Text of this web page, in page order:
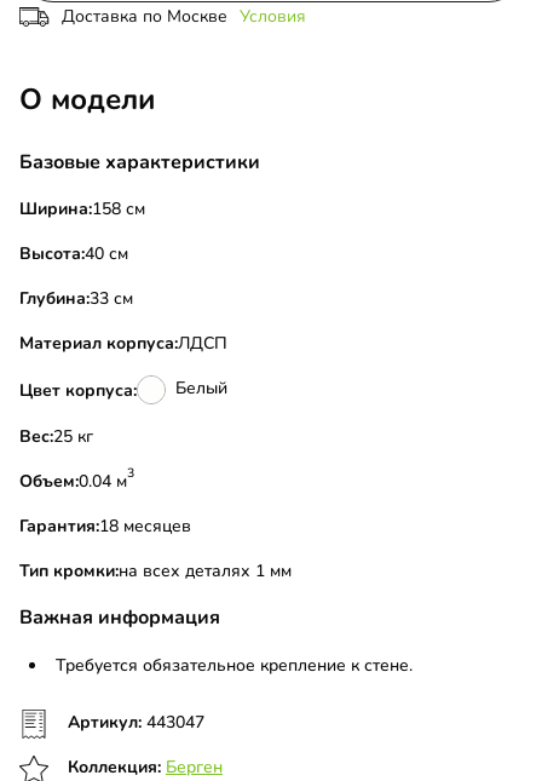
Доставка по Москве Условия
О модели
Базовые характеристики
Ширина:158 см
Высота:40 см
Глубина:33 см
Материал корпуса:ЛДСП
Цвет корпуса: Белый
Вес:
25 кг
Объем:
0.04 м3
Гарантия:18 месяцев
Тип кромки:на всех деталях 1 мм
Важная информация
Требуется обязательное крепление к стене.
Артикул: 443047
Коллекция: Берген